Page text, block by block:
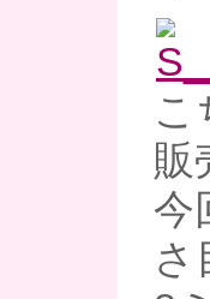
こ
販
今
さ